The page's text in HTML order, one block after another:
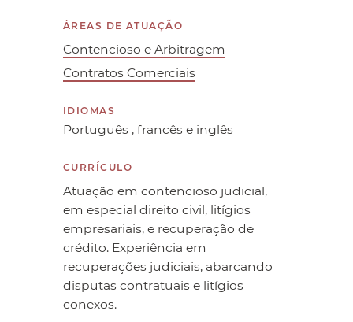
ÁREAS DE ATUAÇÃO
Contencioso e Arbitragem
Contratos Comerciais
IDIOMAS
Português , francês e inglês
CURRÍCULO
Atuação em contencioso judicial,
em especial direito civil, litígios
empresariais, e recuperação de
crédito. Experiência em
recuperações judiciais, abarcando
disputas contratuais e litígios
conexos.